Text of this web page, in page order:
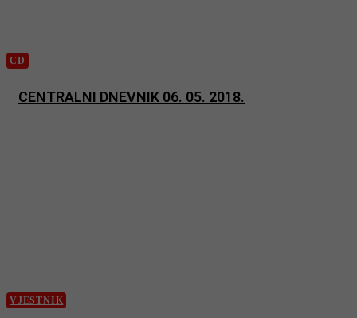
CD
CENTRALNI DNEVNIK 06. 05. 2018.
VJESTNIK